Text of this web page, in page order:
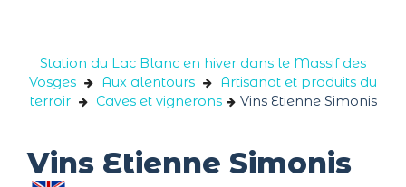
Station du Lac Blanc en hiver dans le Massif des
Vosges
Aux alentours
Artisanat et produits du
terroir
Caves et vignerons Vins Etienne Simonis
Vins Etienne Simonis